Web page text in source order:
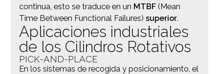
continua, esto se traduce en un MTBF(Mean
Time Between Functional Failures) superior.
Aplicaciones industriales
de los Cilindros Rotativos
PICK-AND-PLACE
En los sistemas de recogida y posicionamiento, el